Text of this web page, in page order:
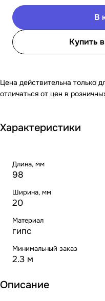
В
Купить
Цена действительна только
отличаться от цен в
Характеристики
Длина, мм
98
Ширина, мм
20
Материал
гипс
Минимальный заказ
2.3 м
Описание